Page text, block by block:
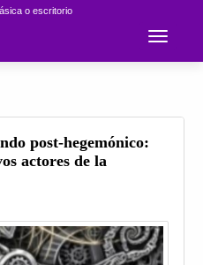
o escritorio
Toggle
post-hegemónico:
actores de la